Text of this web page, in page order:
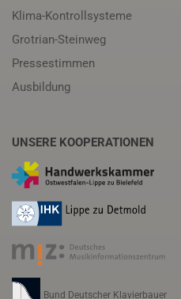
Klima-Kontrollsysteme
Grotrian-Steinweg
Pressestimmen
Ausbildung
UNSERE KOOPERATIONEN
Bund Deutscher Klavierbauer